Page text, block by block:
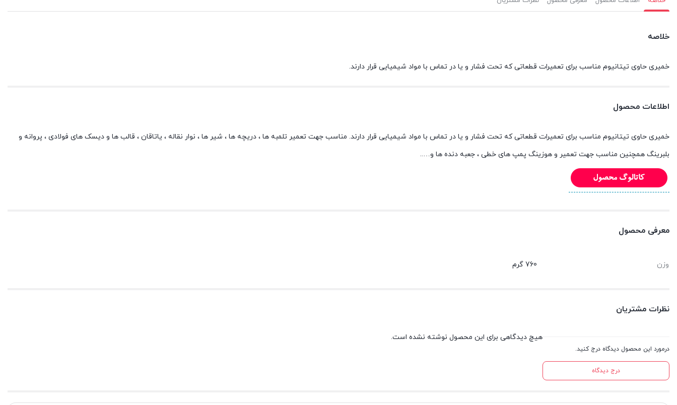
خلاصه
خمیری حاوی تیتانیوم مناسب برای تعمیرات قطعاتی که تحت فشار و یا در تماس با مواد شیمیایی قرار دارند.
اطلاعات محصول
خمیری حاوی تیتانیوم مناسب برای تعمیرات قطعاتی که تحت فشار و یا در تماس با مواد شیمیایی قرار دارند. مناسب جهت تعمیر تلمبه ها ، دریچه ها ، شیر ها ، نوار نقاله ، یاتاقان ، قالب ها و دیسک های فولادی ، پروانه و
بلبرینگ همچنین مناسب جهت تعمیر و هوزینگ پمپ های خطی ، جعبه دنده ها و…..
معرفی محصول
وزن 760 گرم
نظرات مشتریان
درمورد این محصول دیدگاه درج کنید.
درج دیدگاه
هیچ دیدگاهی برای این محصول نوشته نشده است.